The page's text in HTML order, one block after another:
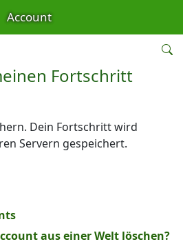
Account
Fortschritt
Dein Fortschritt wird
Servern gespeichert.
aus einer Welt löschen?